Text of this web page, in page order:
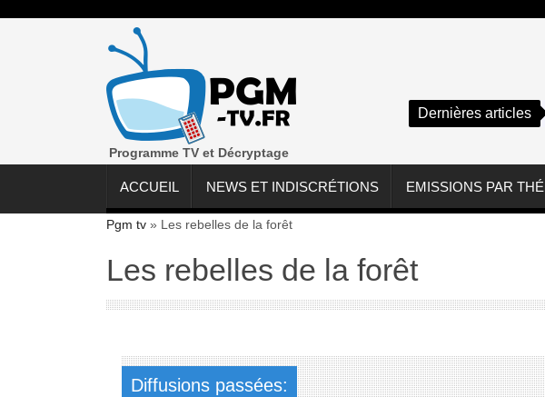
Programme TV et Décryptage
Dernières articles
ACCUEIL NEWS ET INDISCRÉTIONS EMISSIONS PAR
Pgm tv » Les rebelles de la forêt
Les rebelles de la forêt
Diffusions passées: